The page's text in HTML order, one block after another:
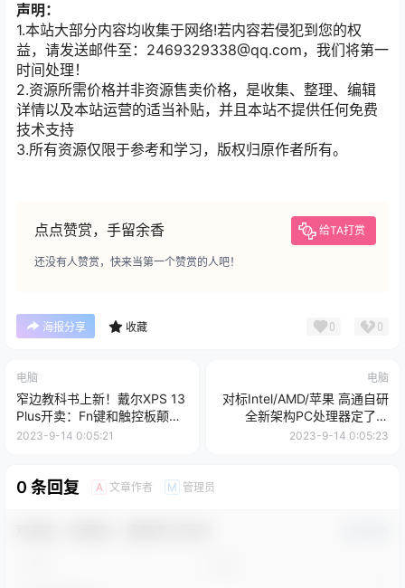
声明：
1.本站大部分内容均收集于网络!若内容若侵犯到您的权
益，请发送邮件至：2469329338@qq.com，我们将第一
时间处理！
2.资源所需价格并非资源售卖价格，是收集、整理、编辑
详情以及本站运营的适当补贴，并且本站不提供任何免费
技术支持
3.所有资源仅限于参考和学习，版权归原作者所有。
点点赞赏，手留余香 给TA打赏
还没有人赞赏，快来当第一个赞赏的人吧！
海报分享 收藏 0 0
电脑
窄边教科书上新！戴尔XPS 13
Plus开卖：Fn键和触控板颠覆
性设计
2023-9-14 0:05:21
电脑
对标Intel/AMD/苹果 高通自研
全新架构PC处理器定了：
2023年底见
2023-9-14 0:05:23
0 条回复 A 文章作者 M 管理员